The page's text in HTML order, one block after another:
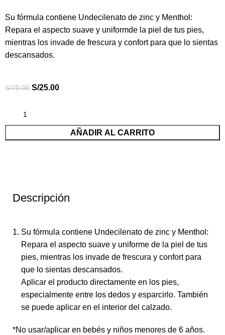
Su fórmula contiene Undecilenato de zinc y Menthol:
Repara el aspecto suave y uniformde la piel de tus pies,
mientras los invade de frescura y confort para que lo sientas
descansados.
S/70.00 S/25.00
AÑADIR AL CARRITO
Descripción
Su fórmula contiene Undecilenato de zinc y Menthol:
Repara el aspecto suave y uniforme de la piel de tus
pies, mientras los invade de frescura y confort para
que lo sientas descansados.
Aplicar el producto directamente en los pies,
especialmente entre los dedos y esparcirlo. También
se puede aplicar en el interior del calzado.
*No usar/aplicar en bebés y niños menores de 6 años.